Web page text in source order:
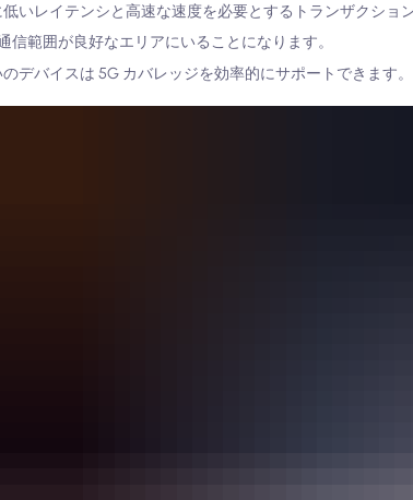
いレイテンシと高速な速度を必要とするトランザクショ
信範囲が良好なエリアにいることになります。
デバイスは 5G カバレッジを効率的にサポートできます。